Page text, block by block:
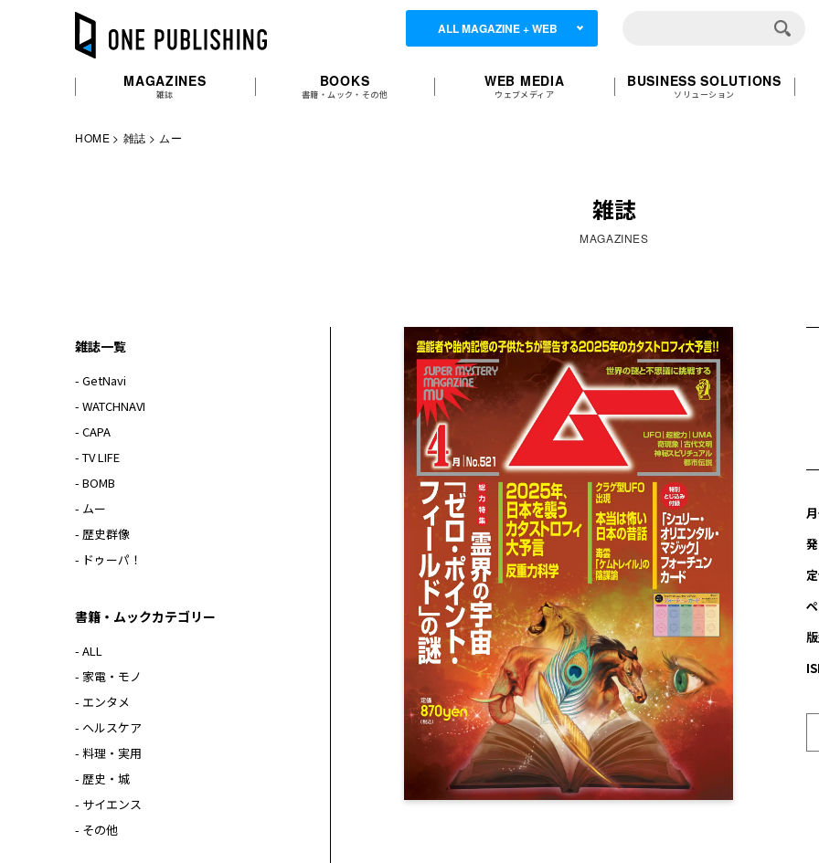
ALL MAGAZINE + WEB
MAGAZINES
雑誌
BOOKS
書籍・ムック・その他
WEB MEDIA
ウェブメディア
BUSINESS SOLUTIONS
ソリューション
HOME 雑誌 ムー
雑誌
MAGAZINES
雑誌一覧
- GetNavi
- WATCHNAVI
- CAPA
- TV LIFE
- BOMB
- ムー
- 歴史群像
- ドゥーパ！
書籍・ムックカテゴリー
- ALL
- 家電・モノ
- エンタメ
- ヘルスケア
- 料理・実用
- 歴史・城
- サイエンス
- その他